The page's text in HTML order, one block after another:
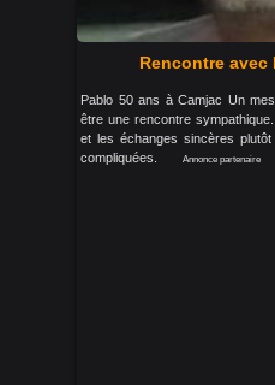
Rencontre avec
Pablo 50 ans à Camjac Un
être une rencontre
et les échanges sincères
compliquées.
Annonce partenaire